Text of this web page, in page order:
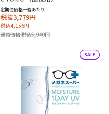
定期便価格一箱あたり
税抜3,779円
税込4,156円
通常価格 税込5,940円